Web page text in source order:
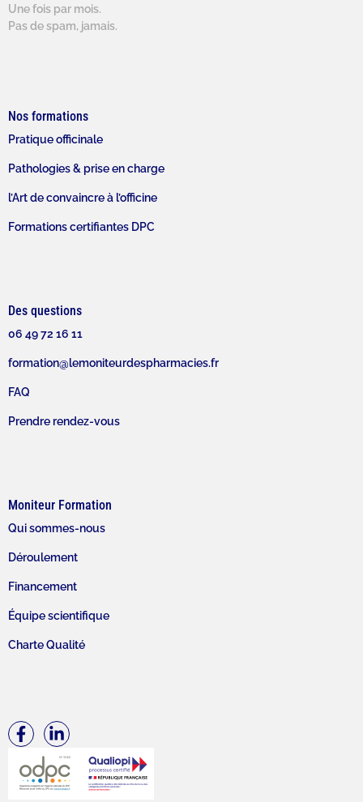
Une fois par mois.
Pas de spam, jamais.
Nos formations
Pratique officinale
Pathologies & prise en charge
l’Art de convaincre à l’officine
Formations certifiantes DPC
Des questions
06 49 72 16 11
formation@lemoniteurdespharmacies.fr
FAQ
Prendre rendez-vous
Moniteur Formation
Qui sommes-nous
Déroulement
Financement
Équipe scientifique
Charte Qualité